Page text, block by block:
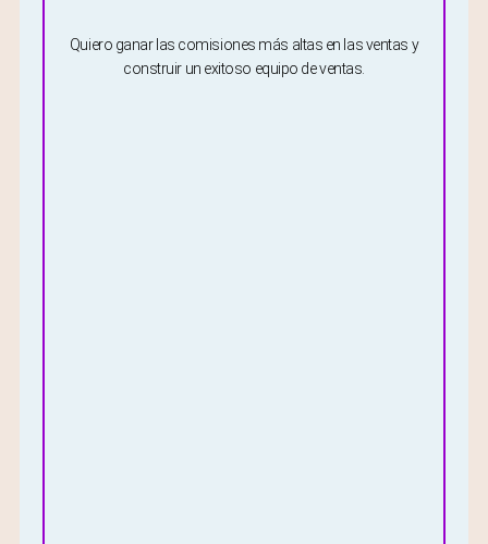
Quiero ganar las comisiones más altas en las ventas y
construir un exitoso equipo de ventas.